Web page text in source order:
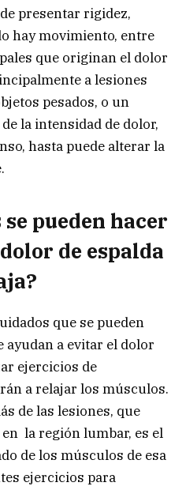
presentar rigidez,
hay movimiento, entre
que originan el dolor
a lesiones
pesados, o un
la intensidad de dolor,
hasta puede alterar la
pueden hacer
de espalda
que se pueden
a evitar el dolor
ejercicios de
a relajar los músculos.
de las lesiones, que
la región lumbar, es el
de los músculos de esa
ejercicios para